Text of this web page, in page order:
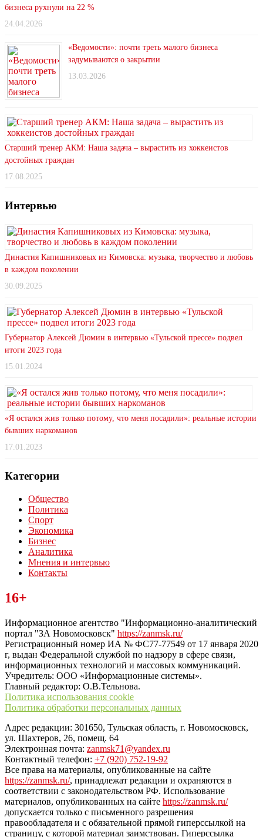
бизнеса рухнули на 22 %
24.04.2026
«Ведомости»: почти треть малого бизнеса
задумываются о закрытии
13.03.2026
Старший тренер АКМ: Наша задача – вырастить из хоккеистов
достойных граждан
17.08.2025
Интервью
Династия Капишниковых из Кимовска: музыка, творчество и любовь
в каждом поколении
30.09.2025
Губернатор Алексей Дюмин в интервью «Тульской прессе» подвел
итоги 2023 года
15.01.2024
«Я остался жив только потому, что меня посадили»: реальные истории
бывших наркоманов
17.01.2023
Категории
Общество
Политика
Спорт
Экономика
Бизнес
Аналитика
Мнения и интервью
Контакты
Читайте последние новости дня в Тульской области на сайте
“ЗаНовомосковск”
16+
Информационное агентство "Информационно-аналитический
портал "ЗА Новомосковск" https://zanmsk.ru/
Регистрационный номер ИА № ФС77-77549 от 17 января 2020
г, выдан Федеральной службой по надзору в сфере связи,
информационных технологий и массовых коммуникаций.
Учредитель: ООО «Информационные системы».
Главный редактор: О.В.Тельнова.
Политика использования cookie
Политика обработки персональных данных
Адрес редакции: 301650, Тульская область, г. Новомосковск,
ул. Шахтеров, 26, помещ. 64
Электронная почта: zanmsk71@yandex.ru
Контактный телефон: +7 (920) 752-19-92
Все права на материалы, опубликованные на сайте
https://zanmsk.ru/, принадлежат редакции и охраняются в
соответствии с законодательством РФ. Использование
материалов, опубликованных на сайте https://zanmsk.ru/
допускается только с письменного разрешения
правообладателя и с обязательной прямой гиперссылкой на
страницу, с которой материал заимствован. Гиперссылка